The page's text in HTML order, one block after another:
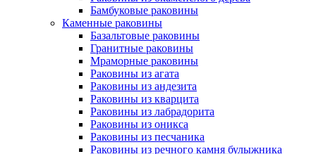
Бамбуковые раковины
Каменные раковины
Базальтовые раковины
Гранитные раковины
Мраморные раковины
Раковины из агата
Раковины из андезита
Раковины из кварцита
Раковины из лабрадорита
Раковины из оникса
Раковины из песчаника
Раковины из речного камня булыжника